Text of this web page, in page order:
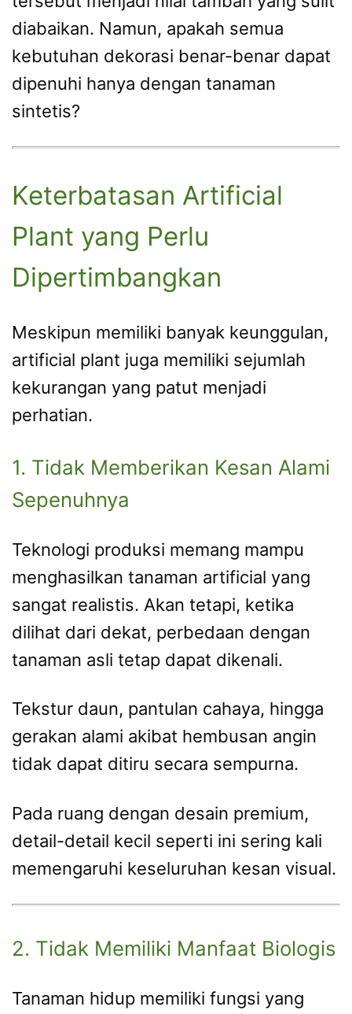
diabaikan. Namun, apakah semua
kebutuhan dekorasi benar-benar dapat
dipenuhi hanya dengan tanaman
sintetis?
Keterbatasan Artificial
Plant yang Perlu
Dipertimbangkan
Meskipun memiliki banyak keunggulan,
artificial plant juga memiliki sejumlah
kekurangan yang patut menjadi
perhatian.
1. Tidak Memberikan Kesan Alami
Sepenuhnya
Teknologi produksi memang mampu
menghasilkan tanaman artificial yang
sangat realistis. Akan tetapi, ketika
dilihat dari dekat, perbedaan dengan
tanaman asli tetap dapat dikenali.
Tekstur daun, pantulan cahaya, hingga
gerakan alami akibat hembusan angin
tidak dapat ditiru secara sempurna.
Pada ruang dengan desain premium,
detail-detail kecil seperti ini sering kali
memengaruhi keseluruhan kesan visual.
2. Tidak Memiliki Manfaat Biologis
Tanaman hidup memiliki fungsi yang